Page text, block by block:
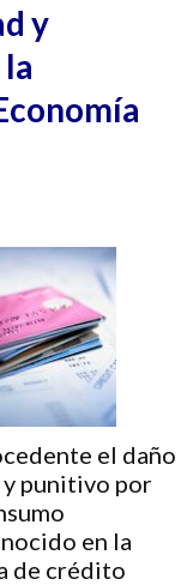
y
el daño
punitivo por
en la
de crédito